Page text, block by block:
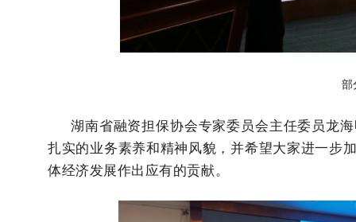
部
湖南省融资担保协会专家委员会主任委员龙
扎实的业务素养和精神风貌，并希望大家进一步
体经济发展作出应有的贡献。